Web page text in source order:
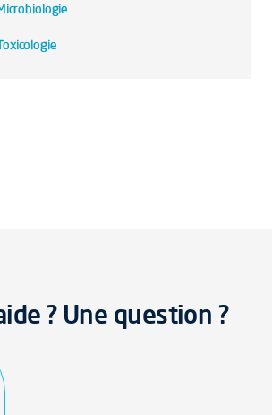
? Une question ?